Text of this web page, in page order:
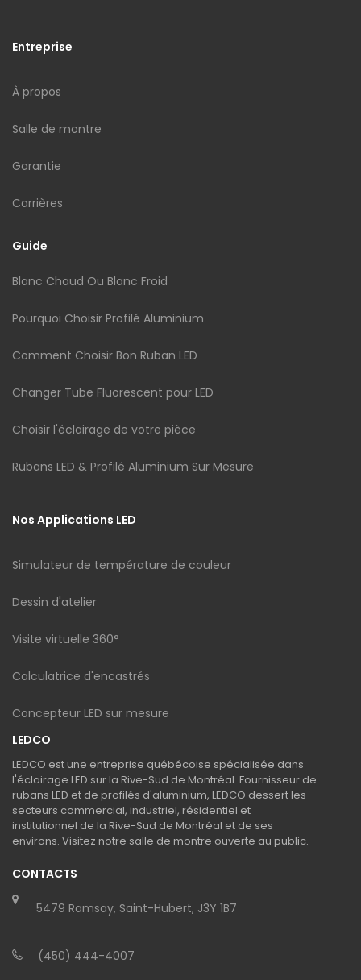
Entreprise
À propos
Salle de montre
Garantie
Carrières
Guide
Blanc Chaud Ou Blanc Froid
Pourquoi Choisir Profilé Aluminium
Comment Choisir Bon Ruban LED
Changer Tube Fluorescent pour LED
Choisir l'éclairage de votre pièce
Rubans LED & Profilé Aluminium Sur Mesure
Nos Applications LED
Simulateur de température de couleur
Dessin d'atelier
Visite virtuelle 360°
Calculatrice d'encastrés
Concepteur LED sur mesure
LEDCO
LEDCO est une entreprise québécoise spécialisée dans
l'éclairage LED sur la Rive-Sud de Montréal. Fournisseur de
rubans LED et de profilés d'aluminium, LEDCO dessert les
secteurs commercial, industriel, résidentiel et
institutionnel de la Rive-Sud de Montréal et de ses
environs. Visitez notre salle de montre ouverte au public.
CONTACTS
5479 Ramsay, Saint-Hubert, J3Y 1B7
(450) 444-4007